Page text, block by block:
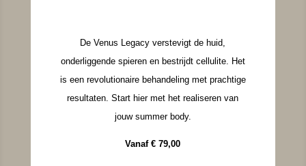
De Venus Legacy verstevigt de huid,
onderliggende spieren en bestrijdt cellulite. Het
is een revolutionaire behandeling met prachtige
resultaten. Start hier met het realiseren van
jouw summer body.
Vanaf € 79,00